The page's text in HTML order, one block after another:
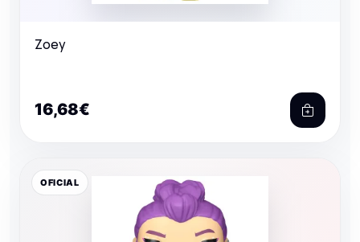
Zoey
16,68€
OFICIAL